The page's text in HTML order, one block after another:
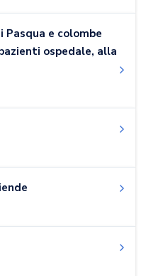
Pasqua e colombe
ospedale, alla